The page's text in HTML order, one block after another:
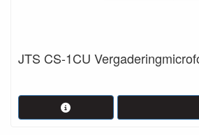
JTS CS-1CU